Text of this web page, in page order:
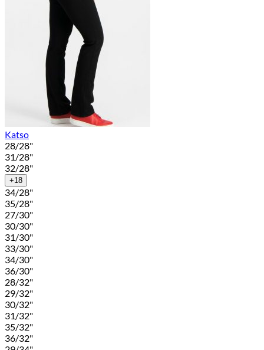
Katso
28/28"
31/28"
32/28"
+18
34/28"
35/28"
27/30"
30/30"
31/30"
33/30"
34/30"
36/30"
28/32"
29/32"
30/32"
31/32"
35/32"
36/32"